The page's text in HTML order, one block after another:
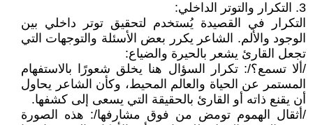
3. التكرار والتوتر الداخلي:
التكرار في القصيدة يُستخدم لتحقيق توتر داخلي بين
الوجود والألم. الشاعر يكرر بعض الأسئلة والتوجهات التي
تجعل القارئ يشعر بالحيرة والضياع:
/ألا تسمع؟/: تكرار السؤال هنا يخلق شعورًا بالاستفهام
المستمر عن الحياة والعالم المحيط، وكأن الشاعر يحاول
أن يقنع ذاته أو القارئ بالحقيقة التي يسعى إلى كشفها.
/أثقال الهموم تومض من فوق مشارفها/: هذه الصورة